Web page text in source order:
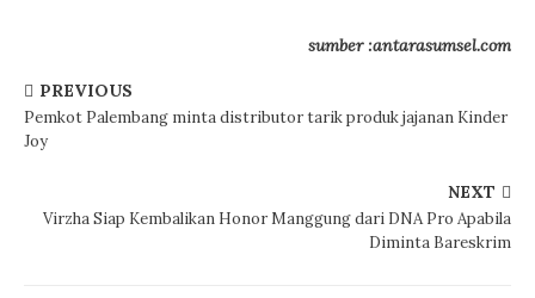
sumber :antarasumsel.com
PREVIOUS
Pemkot Palembang minta distributor tarik produk jajanan Kinder
Joy
NEXT
Virzha Siap Kembalikan Honor Manggung dari DNA Pro Apabila
Diminta Bareskrim